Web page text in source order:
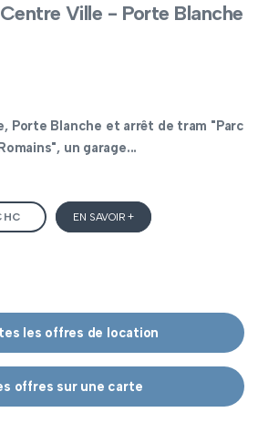
Ville - Porte Blanche
Porte Blanche et arrêt de tram "Parc
un garage...
HC EN SAVOIR +
les offres de location
offres sur une carte